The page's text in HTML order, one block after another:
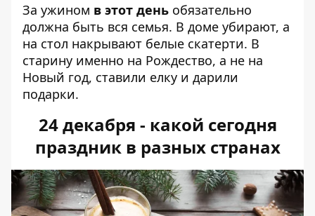
За ужином в этот день обязательно
должна быть вся семья. В доме убирают, а
на стол накрывают белые скатерти. В
старину именно на Рождество, а не на
Новый год, ставили елку и дарили
подарки.
24 декабря - какой сегодня
праздник в разных странах